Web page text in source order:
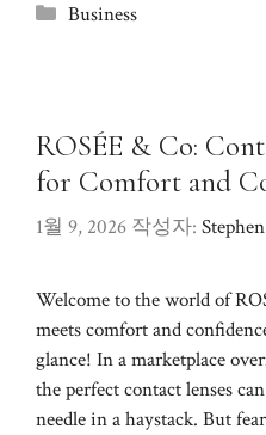
카
Business
ROSÉE & Co:
for Comfort and
1월 9, 2026 작성자:
Welcome to the world of
meets comfort and
glance! In a marketplace
the perfect contact lenses
needle in a haystack. But